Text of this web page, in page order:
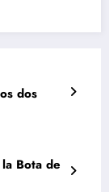
dos
Bota de